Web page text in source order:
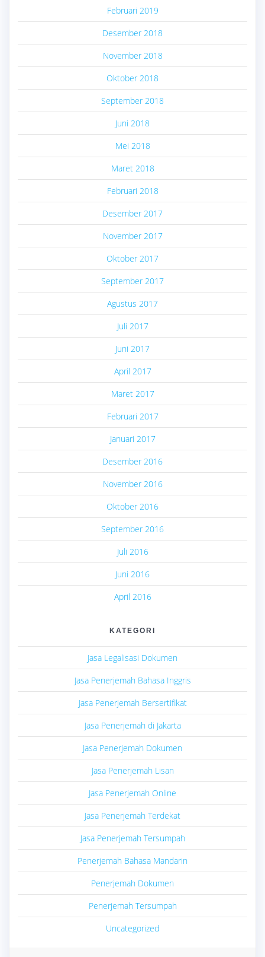
Februari 2019
Desember 2018
November 2018
Oktober 2018
September 2018
Juni 2018
Mei 2018
Maret 2018
Februari 2018
Desember 2017
November 2017
Oktober 2017
September 2017
Agustus 2017
Juli 2017
Juni 2017
April 2017
Maret 2017
Februari 2017
Januari 2017
Desember 2016
November 2016
Oktober 2016
September 2016
Juli 2016
Juni 2016
April 2016
KATEGORI
Jasa Legalisasi Dokumen
Jasa Penerjemah Bahasa Inggris
Jasa Penerjemah Bersertifikat
Jasa Penerjemah di Jakarta
Jasa Penerjemah Dokumen
Jasa Penerjemah Lisan
Jasa Penerjemah Online
Jasa Penerjemah Terdekat
Jasa Penerjemah Tersumpah
Penerjemah Bahasa Mandarin
Penerjemah Dokumen
Penerjemah Tersumpah
Uncategorized